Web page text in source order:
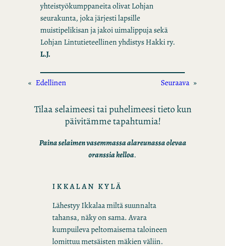
yhteistyökumppaneita olivat Lohjan
seurakunta, joka järjesti lapsille
muistipelikisan ja jakoi uimalippuja sekä
Lohjan Lintutieteellinen yhdistys Hakki ry.
L.J.
« Edellinen Seuraava »
Tilaa selaimeesi tai puhelimeesi tieto kun
päivitämme tapahtumia!
Paina selaimen vasemmassa alareunassa olevaa
oranssia kelloa.
IKKALAN KYLÄ
Lähestyy Ikkalaa miltä suunnalta
tahansa, näky on sama. Avara
kumpuileva peltomaisema taloineen
lomittuu metsäisten mäkien väliin.